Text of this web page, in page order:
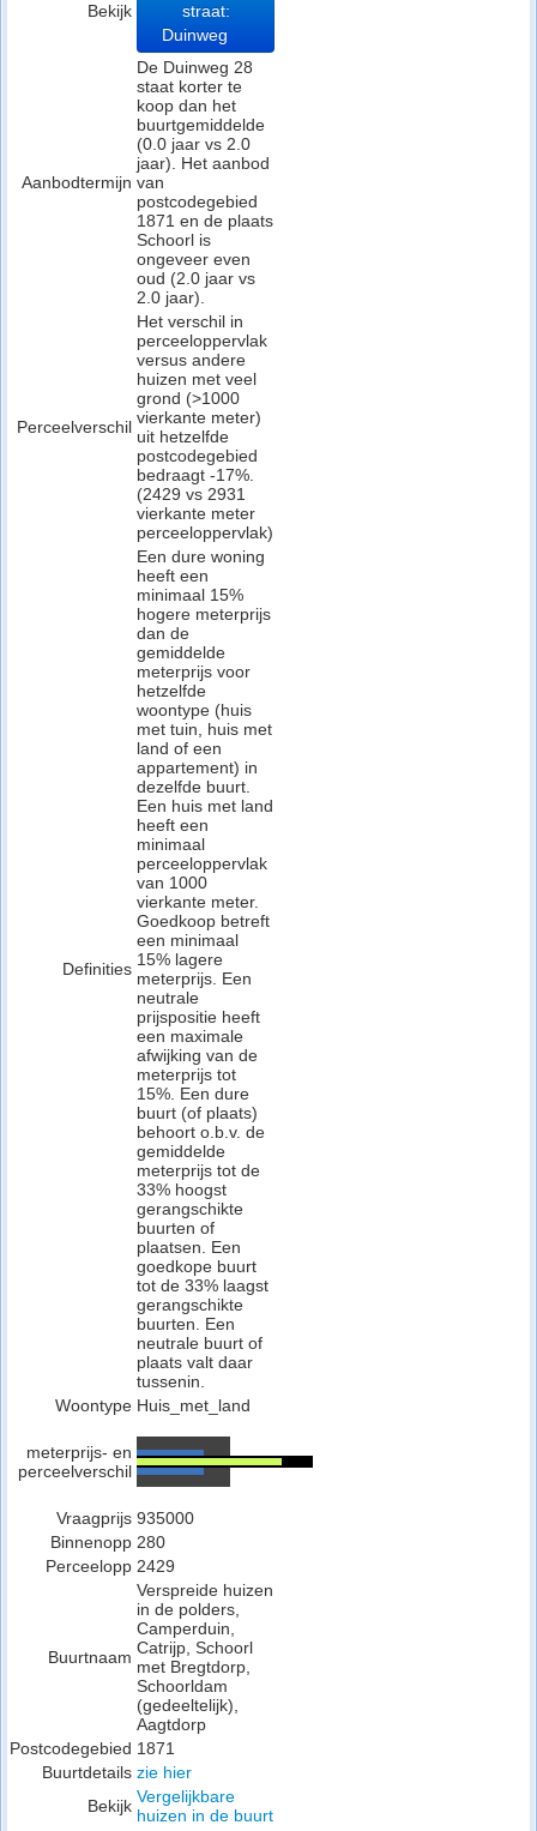
Bekijk
straat:
Duinweg
Aanbodtermijn
De Duinweg 28
staat korter te
koop dan het
buurtgemiddelde
(0.0 jaar vs 2.0
jaar). Het aanbod
van
postcodegebied
1871 en de plaats
Schoorl is
ongeveer even
oud (2.0 jaar vs
2.0 jaar).
Perceelverschil
Het verschil in
perceeloppervlak
versus andere
huizen met veel
grond (>1000
vierkante meter)
uit hetzelfde
postcodegebied
bedraagt -17%.
(2429 vs 2931
vierkante meter
perceeloppervlak)
Definities
Een dure woning
heeft een
minimaal 15%
hogere meterprijs
dan de
gemiddelde
meterprijs voor
hetzelfde
woontype (huis
met tuin, huis met
land of een
appartement) in
dezelfde buurt.
Een huis met land
heeft een
minimaal
perceeloppervlak
van 1000
vierkante meter.
Goedkoop betreft
een minimaal
15% lagere
meterprijs. Een
neutrale
prijspositie heeft
een maximale
afwijking van de
meterprijs tot
15%. Een dure
buurt (of plaats)
behoort o.b.v. de
gemiddelde
meterprijs tot de
33% hoogst
gerangschikte
buurten of
plaatsen. Een
goedkope buurt
tot de 33% laagst
gerangschikte
buurten. Een
neutrale buurt of
plaats valt daar
tussenin.
Woontype Huis_met_land
meterprijs- en
perceelverschil
Vraagprijs 935000
Binnenopp 280
Perceelopp 2429
Buurtnaam
Verspreide huizen
in de polders,
Camperduin,
Catrijp, Schoorl
met Bregtdorp,
Schoorldam
(gedeeltelijk),
Aagtdorp
Postcodegebied 1871
Buurtdetails zie hier
Bekijk Vergelijkbare
huizen in de buurt